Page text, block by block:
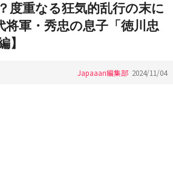
度重なる狂気的乱行の末に
将軍・秀忠の息子「徳川忠
】
Japaaan編集部 2024/11/04